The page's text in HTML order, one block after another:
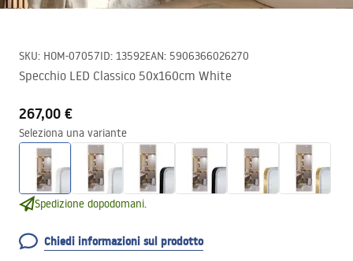
SKU: HOM-07057ID: 13592EAN: 5906366026270
Specchio LED Classico 50x160cm White
267,00 €
Seleziona una variante
Spedizione dopodomani.
Chiedi informazioni sul prodotto